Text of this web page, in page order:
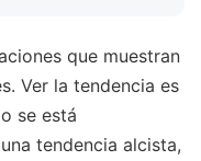
que muestran
Ver la tendencia es
se está
tendencia alcista,